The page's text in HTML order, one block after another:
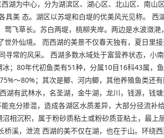
湖为中心，分为湖滨区、湖心区、北山区、南山
美 态。湖区以苏堤和白堤的优美风光见称。 西
飞草长。苏白两堤，桃柳夹岸。两边是水波潋滟
世外仙境。 而西湖的美景不仅春天独有，夏日里接
常的风采。 西湖多数水域处于富营养状态，小
80年代初鱼类有51种，分属10目16科43属，
～80%；其次是鲫、河内鲫，其他养殖鱼类还
湖有武林水，名圣湖，金牛湖，龙川，钱源，钱
充分掺混，造成各湖区水质差异，大部分径流补
相沉积，属于粉砂质粘土或粉砂质亚粘土，最上
溪，泄流 西湖的美不仅在湖，也在于山。环绕